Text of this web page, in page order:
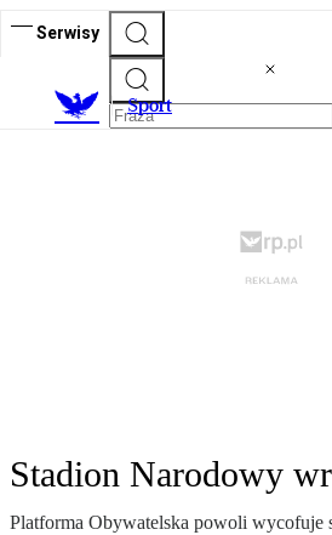
Serwisy
Sport
Stadion Narodowy
Platforma Obywatelska powoli wycofuje